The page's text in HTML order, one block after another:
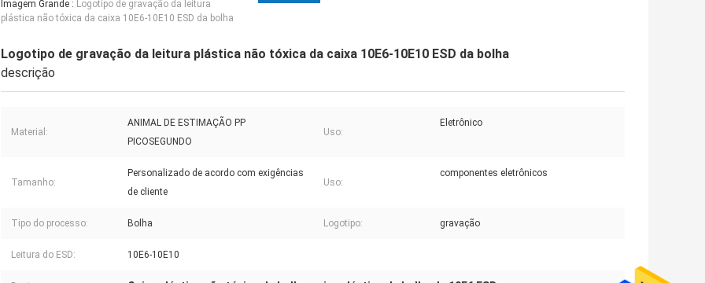
Imagem Grande : Logotipo de gravação da leitura
plástica não tóxica da caixa 10E6-10E10 ESD da bolha
Logotipo de gravação da leitura plástica não tóxica da caixa 10E6-10E10 ESD da bolha
descrição
Material:
ANIMAL DE ESTIMAÇÃO PP
PICOSEGUNDO
Uso:
Eletrônico
Tamanho:
Personalizado de acordo com exigências
de cliente
Uso:
componentes eletrônicos
Tipo do processo: Bolha Logotipo: gravação
Leitura do ESD: 10E6-10E10